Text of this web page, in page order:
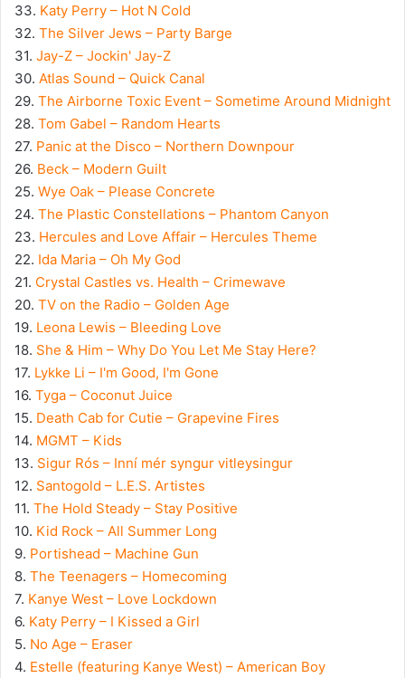
33. Katy Perry – Hot N Cold
32. The Silver Jews – Party Barge
31. Jay-Z – Jockin' Jay-Z
30. Atlas Sound – Quick Canal
29. The Airborne Toxic Event – Sometime Around Midnight
28. Tom Gabel – Random Hearts
27. Panic at the Disco – Northern Downpour
26. Beck – Modern Guilt
25. Wye Oak – Please Concrete
24. The Plastic Constellations – Phantom Canyon
23. Hercules and Love Affair – Hercules Theme
22. Ida Maria – Oh My God
21. Crystal Castles vs. Health – Crimewave
20. TV on the Radio – Golden Age
19. Leona Lewis – Bleeding Love
18. She & Him – Why Do You Let Me Stay Here?
17. Lykke Li – I'm Good, I'm Gone
16. Tyga – Coconut Juice
15. Death Cab for Cutie – Grapevine Fires
14. MGMT – Kids
13. Sigur Rós – Inní mér syngur vitleysingur
12. Santogold – L.E.S. Artistes
11. The Hold Steady – Stay Positive
10. Kid Rock – All Summer Long
9. Portishead – Machine Gun
8. The Teenagers – Homecoming
7. Kanye West – Love Lockdown
6. Katy Perry – I Kissed a Girl
5. No Age – Eraser
4. Estelle (featuring Kanye West) – American Boy